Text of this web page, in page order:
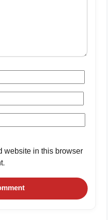
website in this browser